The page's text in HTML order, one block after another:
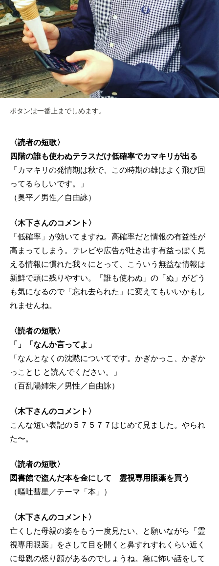
ボタンは一番上までしめます。
〈読者の短歌〉
四階の誰も使わぬテラスだけ低確率でカマキリが出る
「カマキリの発情期は秋で、この時期の雄はよく飛び回
ってるらしいです。」
（奥平／男性／自由詠）
〈木下さんのコメント〉
「低確率」が効いてますね。高確率だと情報の有益性が
高まってしまう。テレビや広告が吐き出す有益っぽく見
える情報に慣れた我々にとって、こういう無益な情報は
新鮮で頭に残りやすい。「誰も使わぬ」の「ぬ」がどう
も気になるので「忘れ去られた」に変えてもいいかもし
れませんね。
〈読者の短歌〉
「」「なんか言ってよ」
「なんとなくの沈黙についてです。かぎかっこ、かぎか
っことじ と読んでください。」
（百乱陽姉朱／男性／自由詠）
〈木下さんのコメント〉
こんな短い表記の５７５７７はじめて見ました。やられ
た〜。
〈読者の短歌〉
図書館で盗んだ本を金にして 霊視専用眼薬を買う
（嘔吐彗星／テーマ「本」）
〈木下さんのコメント〉
亡くした母親の姿をもう一度見たい、と願いながら「霊
視専用眼薬」をさして目を開くと鼻すれすれくらい近く
に母親の怒り顔があるのでしょうね。急に怖い話をして